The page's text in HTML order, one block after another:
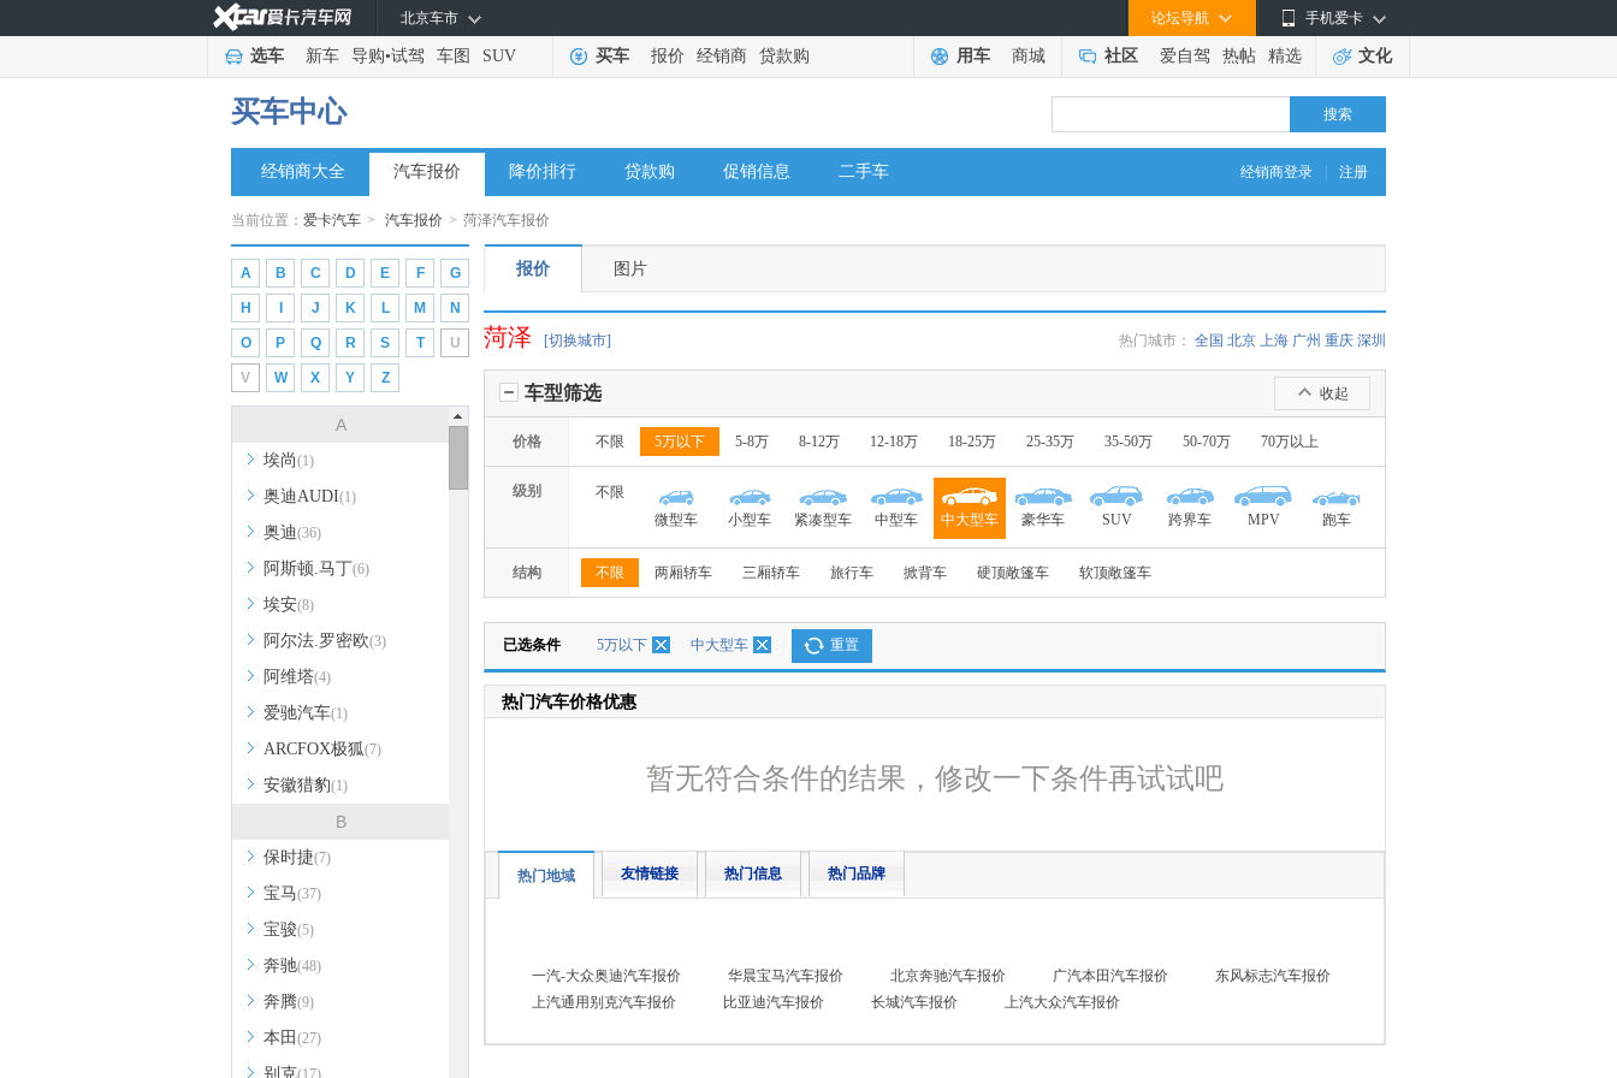
手机爱卡
论坛导航
北京车市
选车 新车 导购•试驾 车图 SUV 买车 报价 经销商 贷款购 用车 商城 社区 爱自驾 热帖 精选 文化
买车中心 搜索
经销商登录 注册
经销商大全 汽车报价 降价排行 贷款购 促销信息 二手车
当前位置： 爱卡汽车 > 汽车报价 > 菏泽汽车报价
A B C D E F G
H J K L M N
O P Q R S T U
V W X Y Z
A
埃尚(1)
奥迪AUDI(1)
奥迪(36)
阿斯顿.马丁(6)
埃安(8)
阿尔法.罗密欧(3)
阿维塔(4)
爱驰汽车(1)
ARCFOX极狐(7)
安徽猎豹(1)
B
保时捷(7)
宝马(37)
宝骏(5)
奔驰(48)
奔腾(9)
本田 (27)
别克(17)
报价 图片
热门城市： 全国 北京 上海 广州 重庆 深圳
菏泽 [切换城市]
收起
车型筛选
价格 不限 5万以下 5-8万 8-12万 12-18万 18-25万 25-35万 35-50万 50-70万 70万以上
级别
不限
微型车
小型车 紧凑型车 中型车 中大型车 豪华车 SUV 跨界车 MPV 跑车
结构 不限 两厢轿车 三厢轿车 旅行车 掀背车 硬顶敞篷车 软顶敞篷车
已选条件 5万以下 中大型车 重置
热门汽车价格优惠
暂无符合条件的结果，修改一下条件再试试吧
热门地域 友情链接 热门信息 热门品牌
一汽-大众奥迪汽车报价 华晨宝马汽车报价 北京奔驰汽车报价 广汽本田汽车报价
东风标志汽车报价
上汽通用别克汽车报价
比亚迪汽车报价 长城汽车报价 上汽大众汽车报价